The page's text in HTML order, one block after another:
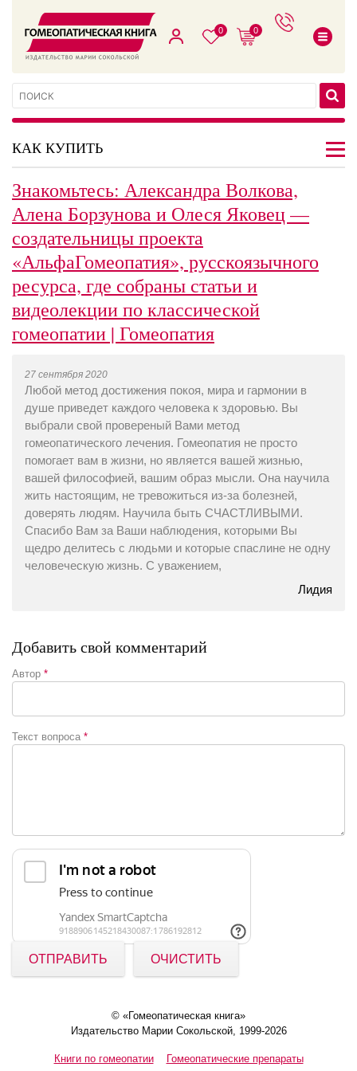
0 0
КАК КУПИТЬ
Знакомьтесь: Александра Волкова,
Алена Борзунова и Олеся Яковец —
создательницы проекта
«АльфаГомеопатия», русскоязычного
ресурса, где собраны статьи и
видеолекции по классической
гомеопатии | Гомеопатия
27 сентября 2020
Любой метод достижения покоя, мира и гармонии в
душе приведет каждого человека к здоровью. Вы
выбрали свой провереный Вами метод
гомеопатического лечения. Гомеопатия не просто
помогает вам в жизни, но является вашей жизнью,
вашей философией, вашим образ мысли. Она научила
жить настоящим, не тревожиться из-за болезней,
доверять людям. Научила быть СЧАСТЛИВЫМИ.
Спасибо Вам за Ваши наблюдения, которыми Вы
щедро делитесь с людьми и которые спаслине не одну
человеческую жизнь. С уважением,
Лидия
Добавить свой комментарий
Автор *
Текст вопроса *
ОТПРАВИТЬ ОЧИСТИТЬ
© «Гомеопатическая книга»
Издательство Марии Сокольской, 1999-2026
Книги по гомеопатии Гомеопатические препараты